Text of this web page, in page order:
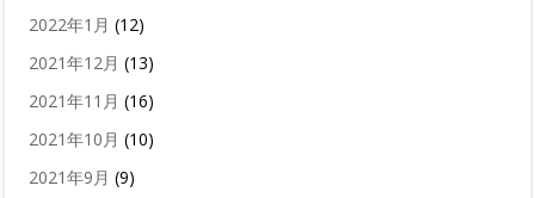
2022年1月 (12)
2021年12月 (13)
2021年11月 (16)
2021年10月 (10)
2021年9月 (9)